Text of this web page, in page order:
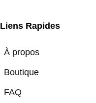
Liens Rapides
À propos
Boutique
FAQ